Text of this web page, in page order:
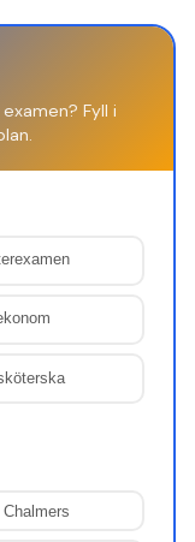
Fyll i
Chalmers